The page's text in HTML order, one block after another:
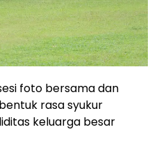
foto bersama dan
rasa syukur
keluarga besar